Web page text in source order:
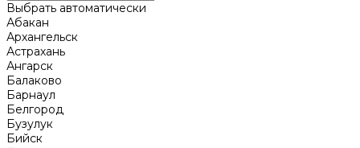
Выбрать автоматически
Абакан
Архангельск
Астрахань
Ангарск
Балаково
Барнаул
Белгород
Бузулук
Бийск